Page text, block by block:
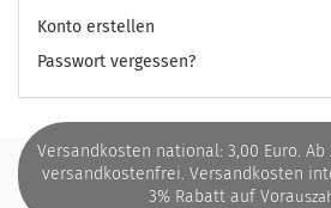
Konto erstellen
Passwort vergessen?
Versandkosten national: 3,00 Euro.
versandkostenfrei. Versandkosten
3% Rabatt auf Vora